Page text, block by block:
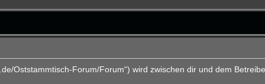
Oststammtisch-Forum/Forum“) wird zwischen dir und dem